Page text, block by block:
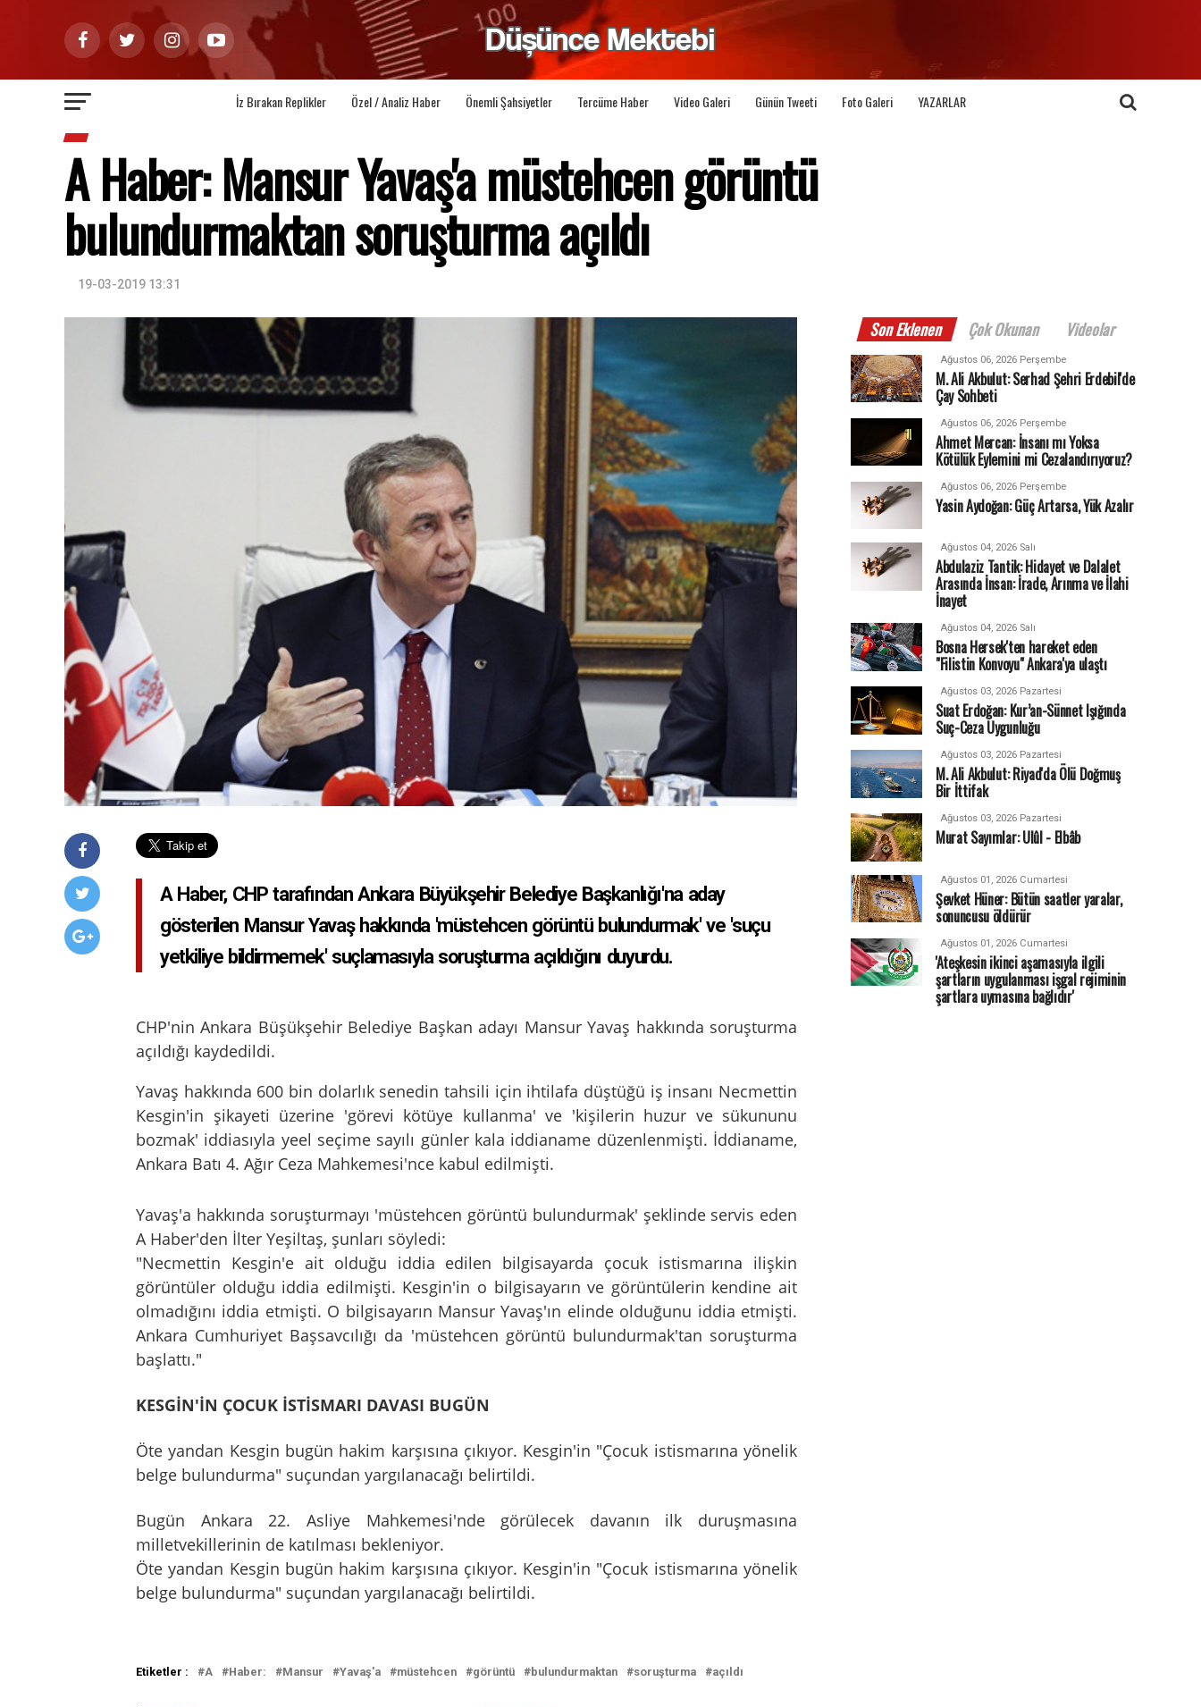
İz Bırakan Replikler Özel / Analiz Haber Önemli Şahsiyetler Tercüme Haber Video Galeri Günün Tweeti Foto Galeri YAZARLAR
A Haber: Mansur Yavaş'a müstehcen görüntü
bulundurmaktan soruşturma açıldı
19-03-2019 13:31
A Haber, CHP tarafından Ankara Büyükşehir Belediye Başkanlığı'na aday
gösterilen Mansur Yavaş hakkında 'müstehcen görüntü bulundurmak' ve 'suçu
yetkiliye bildirmemek' suçlamasıyla soruşturma açıldığını duyurdu.
CHP'nin Ankara Büşükşehir Belediye Başkan adayı Mansur Yavaş hakkında soruşturma
açıldığı kaydedildi.
Yavaş hakkında 600 bin dolarlık senedin tahsili için ihtilafa düştüğü iş insanı Necmettin
Kesgin'in şikayeti üzerine 'görevi kötüye kullanma' ve 'kişilerin huzur ve sükununu
bozmak' iddiasıyla yeel seçime sayılı günler kala iddianame düzenlenmişti. İddianame,
Ankara Batı 4. Ağır Ceza Mahkemesi'nce kabul edilmişti.
Yavaş'a hakkında soruşturmayı 'müstehcen görüntü bulundurmak' şeklinde servis eden
A Haber'den İlter Yeşiltaş, şunları söyledi:
"Necmettin Kesgin'e ait olduğu iddia edilen bilgisayarda çocuk istismarına ilişkin
görüntüler olduğu iddia edilmişti. Kesgin'in o bilgisayarın ve görüntülerin kendine ait
olmadığını iddia etmişti. O bilgisayarın Mansur Yavaş'ın elinde olduğunu iddia etmişti.
Ankara Cumhuriyet Başsavcılığı da 'müstehcen görüntü bulundurmak'tan soruşturma
başlattı."
KESGİN'İN ÇOCUK İSTİSMARI DAVASI BUGÜN
Öte yandan Kesgin bugün hakim karşısına çıkıyor. Kesgin'in "Çocuk istismarına yönelik
belge bulundurma" suçundan yargılanacağı belirtildi.
Bugün Ankara 22. Asliye Mahkemesi'nde görülecek davanın ilk duruşmasına
milletvekillerinin de katılması bekleniyor.
Öte yandan Kesgin bugün hakim karşısına çıkıyor. Kesgin'in "Çocuk istismarına yönelik
belge bulundurma" suçundan yargılanacağı belirtildi.
Etiketler : A Haber: Mansur Yavaş'a müstehcen görüntü bulundurmaktan soruşturma açıldı
Son Eklenen Çok Okunan Videolar
Ağustos 06, 2026 Perşembe
M. Ali Akbulut: Serhad Şehri Erdebil'de
Çay Sohbeti
Ağustos 06, 2026 Perşembe
Ahmet Mercan: İnsanı mı Yoksa
Kötülük Eylemini mi Cezalandırıyoruz?
Ağustos 06, 2026 Perşembe
Yasin Aydoğan: Güç Artarsa, Yük Azalır
Ağustos 04, 2026 Salı
Abdulaziz Tantik: Hidayet ve Dalalet
Arasında İnsan: İrade, Arınma ve İlahi
İnayet
Ağustos 04, 2026 Salı
Bosna Hersek'ten hareket eden
"Filistin Konvoyu" Ankara'ya ulaştı
Ağustos 03, 2026 Pazartesi
Suat Erdoğan: Kur’an-Sünnet Işığında
Suç-Ceza Uygunluğu
Ağustos 03, 2026 Pazartesi
M. Ali Akbulut: Riyad'da Ölü Doğmuş
Bir İttifak
Ağustos 03, 2026 Pazartesi
Murat Sayımlar: Ulûl - Elbâb
Ağustos 01, 2026 Cumartesi
Şevket Hüner: Bütün saatler yaralar,
sonuncusu öldürür
Ağustos 01, 2026 Cumartesi
'Ateşkesin ikinci aşamasıyla ilgili
şartların uygulanması işgal rejiminin
şartlara uymasına bağlıdır'